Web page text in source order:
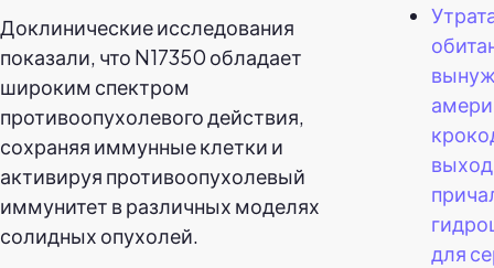
Доклинические исследования
показали, что N17350 обладает
широким спектром
противоопухолевого действия,
сохраняя иммунные клетки и
активируя противоопухолевый
иммунитет в различных моделях
солидных опухолей.
для